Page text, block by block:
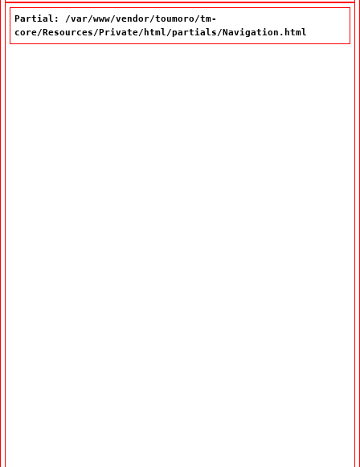
Partial: /var/www/vendor/toumoro/tm-
core/Resources/Private/html/partials/Navigation.html